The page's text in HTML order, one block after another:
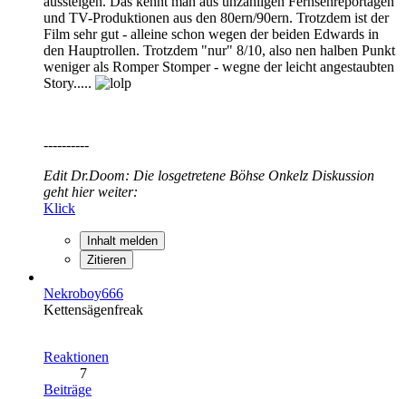
und TV-Produktionen aus den 80ern/90ern. Trotzdem ist der
Film sehr gut - alleine schon wegen der beiden Edwards in
den Hauptrollen. Trotzdem "nur" 8/10, also nen halben Punkt
weniger als Romper Stomper - wegne der leicht angestaubten
Story.....
----------
Edit Dr.Doom: Die losgetretene Böhse Onkelz Diskussion
geht hier weiter:
Klick
Inhalt melden
Zitieren
Nekroboy666
Kettensägenfreak
Reaktionen
7
Beiträge